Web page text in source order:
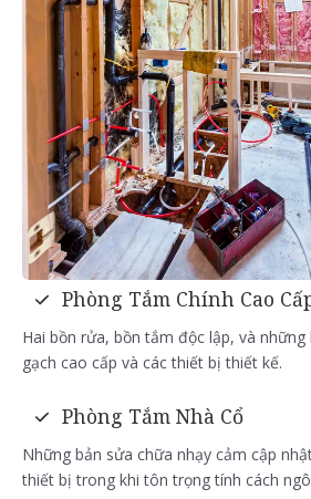
Phòng Tắm Chính Cao
Hai bồn rửa, bồn tắm độc lập, và
gạch cao cấp và các thiết bị thiết kế.
Phòng Tắm Nhà Cổ
Những bản sửa chữa nhạy cảm cập
thiết bị trong khi tôn trọng tính cách